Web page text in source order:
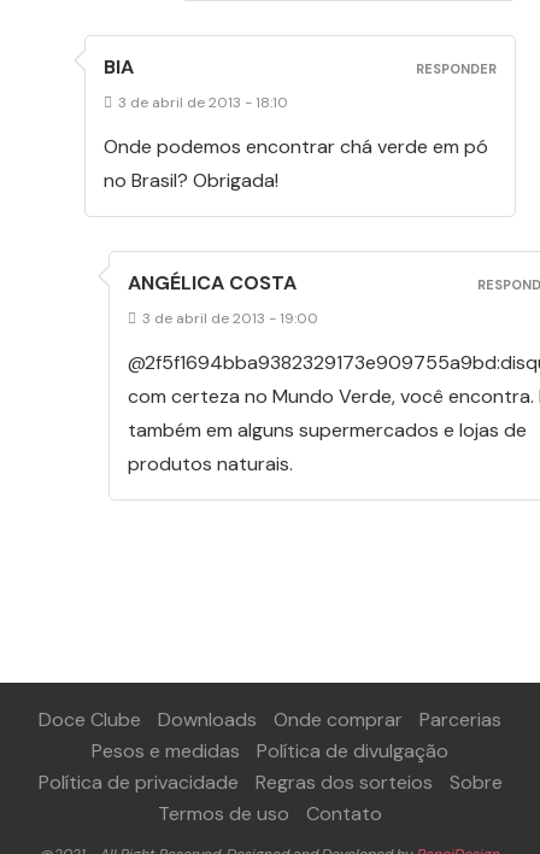
BIA
3 de abril de 2013 - 18:10
Onde podemos encontrar chá verde em pó
no Brasil? Obrigada!
RESPONDER
ANGÉLICA COSTA
3 de abril de 2013 - 19:00
com certeza no Mundo Verde, você encontra.
também em alguns supermercados e lojas de
produtos naturais.
Doce Clube Downloads Onde comprar
Parcerias
Pesos e medidas
Política de divulgação
Política de privacidade
Regras dos sorteios
Sobre
Termos de uso
Contato